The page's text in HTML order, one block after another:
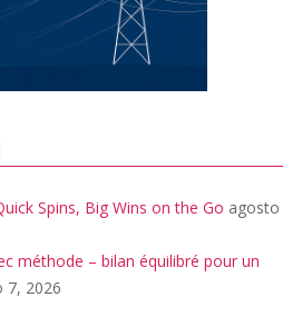
Spins, Big Wins on the Go agosto
méthode – bilan équilibré pour un
7, 2026